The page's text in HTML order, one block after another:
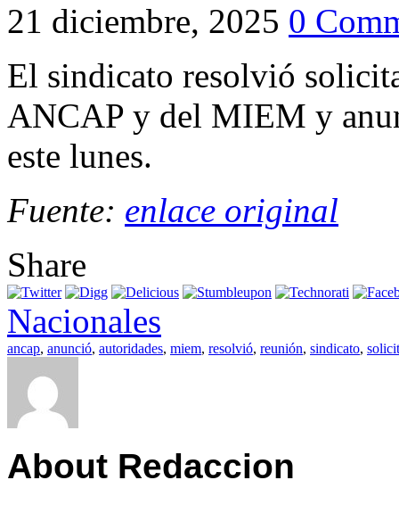
21 diciembre, 2025 0
El sindicato resolvió
ANCAP y del MIEM y
este lunes.
Fuente: enlace original
Share
Nacionales
ancap, anunció, autoridades, miem, resolvió, reunión, sindicato,
About Redaccion